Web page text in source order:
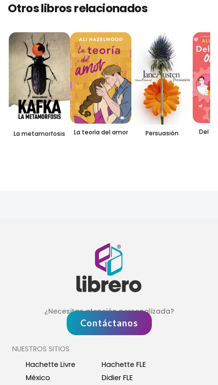
Otros libros relacionados
La metamorfosis La teoría del amor Persuasión Del
¿Necesitas atención personalizada?
Contáctanos
NUESTROS SITIOS
Hachette Livre
México
Hachette FLE
Didier FLE